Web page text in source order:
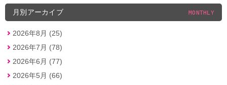
月別アーカイブ MONTHLY
2026年8月 (25)
2026年7月 (78)
2026年6月 (77)
2026年5月 (66)